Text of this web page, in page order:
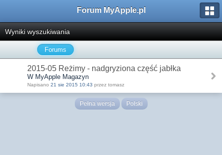
Forum MyApple.pl
Wyniki wyszukiwania
Forums
2015-05 Reżimy - nadgryziona część jabłka
W MyApple Magazyn
Napisano 21 sie 2015 10:43 przez tomasz
Pełna wersja Polski